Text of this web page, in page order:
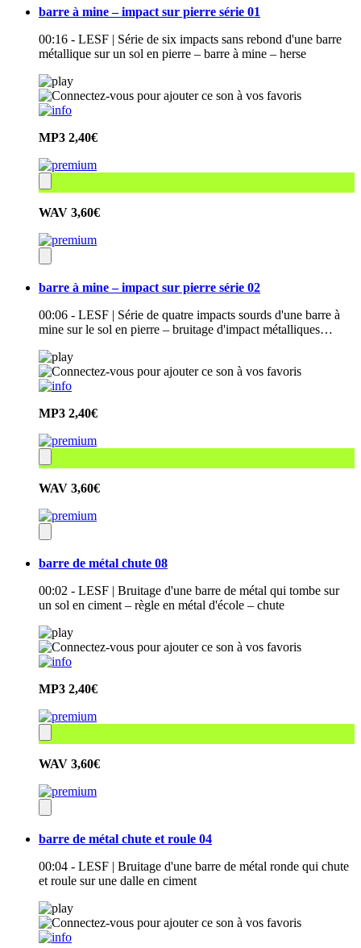
barre à mine – impact sur pierre série 01
00:16 - LESF | Série de six impacts sans rebond d'une barre
métallique sur un sol en pierre – barre à mine – herse
MP3 2,40€
WAV 3,60€
barre à mine – impact sur pierre série 02
00:06 - LESF | Série de quatre impacts sourds d'une barre à
mine sur le sol en pierre – bruitage d'impact métalliques…
MP3 2,40€
WAV 3,60€
barre de métal chute 08
00:02 - LESF | Bruitage d'une barre de métal qui tombe sur
un sol en ciment – règle en métal d'école – chute
MP3 2,40€
WAV 3,60€
barre de métal chute et roule 04
00:04 - LESF | Bruitage d'une barre de métal ronde qui chute
et roule sur une dalle en ciment